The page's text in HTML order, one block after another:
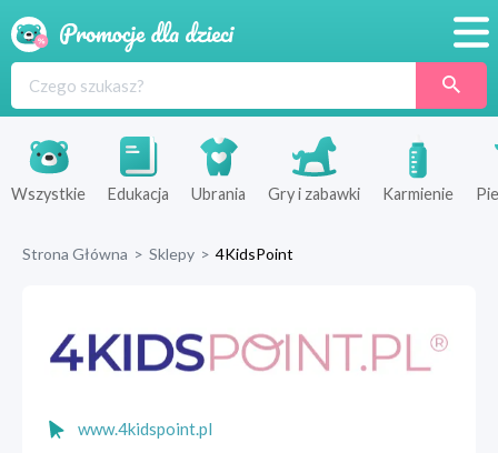
Produkty
Sklepy
Wszystkie Edukacja Ubrania Gry i zabawki Karmienie
Strona Główna > Sklepy > 4KidsPoint
www.4kidspoint.pl